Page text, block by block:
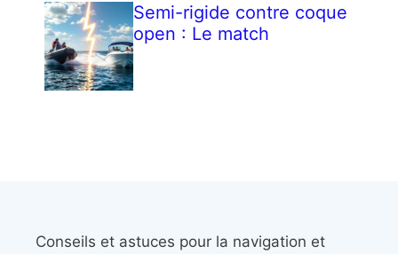
Semi-rigide contre coque
open : Le match
Conseils et astuces pour la navigation et